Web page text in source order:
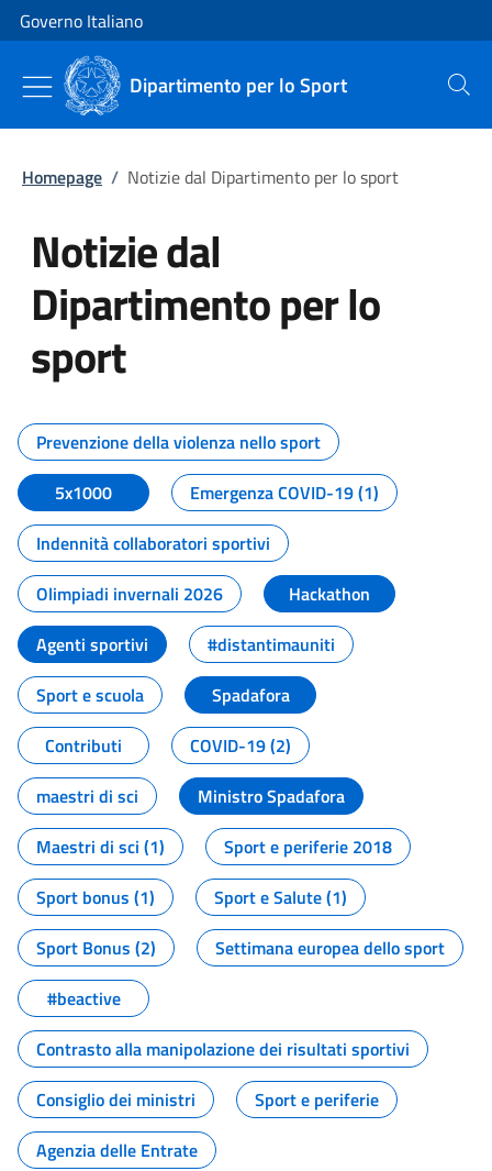
Vai al contenuto
Vai alla navigazione del sito
Governo Italiano
Dipartimento per lo Sport Cerca
Homepage / Notizie dal Dipartimento per lo sport
Notizie dal
Dipartimento per lo
sport
Tutti i contenuti della pagina
Prevenzione della violenza nello sport
5x1000
Emergenza COVID-19 (1)
Indennità collaboratori sportivi
Olimpiadi invernali 2026
Hackathon
Agenti sportivi
#distantimauniti
Sport e scuola
Spadafora
Contributi
COVID-19 (2)
maestri di sci
Ministro Spadafora
Maestri di sci (1)
Sport e periferie 2018
Sport bonus (1)
Sport e Salute (1)
Sport Bonus (2)
Settimana europea dello sport
#beactive
Contrasto alla manipolazione dei risultati sportivi
Consiglio dei ministri
Sport e periferie
Agenzia delle Entrate